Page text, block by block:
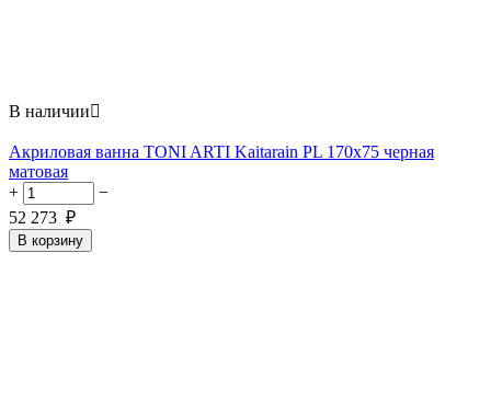
В наличии
Акриловая ванна TONI ARTI Kaitarain PL 170x75 черная
матовая
+
−
52 273 ₽
В корзину